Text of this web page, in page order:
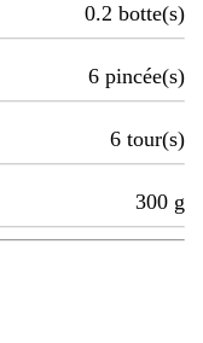
0.2 botte(s)
6 pincée(s)
6 tour(s)
300 g